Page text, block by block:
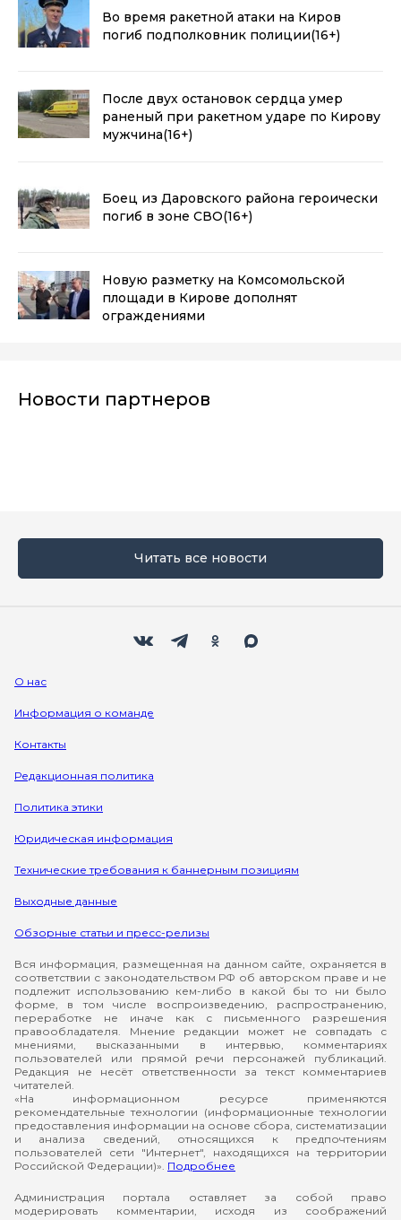
Во время ракетной атаки на Киров
погиб подполковник полиции(16+)
После двух остановок сердца умер
раненый при ракетном ударе по Кирову
мужчина(16+)
Боец из Даровского района героически
погиб в зоне СВО(16+)
Новую разметку на Комсомольской
площади в Кирове дополнят
ограждениями
Новости партнеров
Читать все новости
О нас
Информация о команде
Контакты
Редакционная политика
Политика этики
Юридическая информация
Технические требования к баннерным позициям
Выходные данные
Обзорные статьи и пресс-релизы
Вся информация, размещенная на данном сайте, охраняется в
соответствии с законодательством РФ об авторском праве и не
подлежит использованию кем-либо в какой бы то ни было
форме, в том числе воспроизведению, распространению,
переработке не иначе как с письменного разрешения
правообладателя. Мнение редакции может не совпадать с
мнениями, высказанными в интервью, комментариях
пользователей или прямой речи персонажей публикаций.
Редакция не несёт ответственности за текст комментариев
читателей.
«На информационном ресурсе применяются
рекомендательные технологии (информационные технологии
предоставления информации на основе сбора, систематизации
и анализа сведений, относящихся к предпочтениям
пользователей сети "Интернет", находящихся на территории
Российской Федерации)». Подробнее
Администрация портала оставляет за собой право
модерировать комментарии, исходя из соображений